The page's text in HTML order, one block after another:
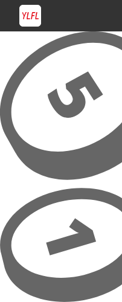
Hoppa till huvudinnehåll